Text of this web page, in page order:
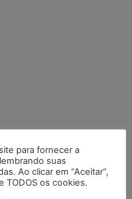
para fornecer a
suas
Ao clicar em “Aceitar”,
TODOS os cookies.